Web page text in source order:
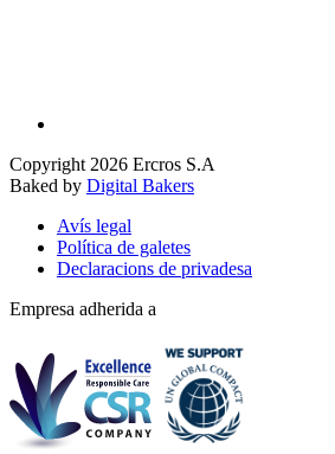
Copyright 2026 Ercros S.A
Baked by Digital Bakers
Avís legal
Política de galetes
Declaracions de privadesa
Empresa adherida a